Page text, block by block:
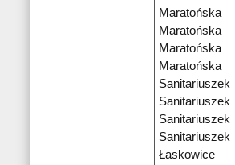
Maratońska
Maratońska
Maratońska
Maratońska
Sanitariuszek
Sanitariuszek
Sanitariuszek
Sanitariuszek
Łaskowice